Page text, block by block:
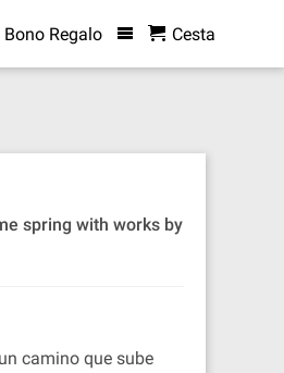
Bono Regalo Cesta
spring with works by
camino que sube